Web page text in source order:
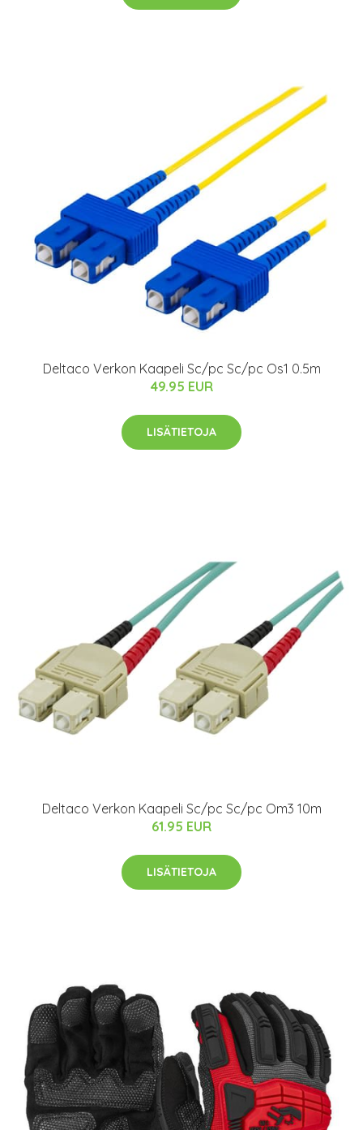
Deltaco Verkon Kaapeli Sc/pc Sc/pc Os1 0.5m
49.95 EUR
LISÄTIETOJA
Deltaco Verkon Kaapeli Sc/pc Sc/pc Om3 10m
61.95 EUR
LISÄTIETOJA